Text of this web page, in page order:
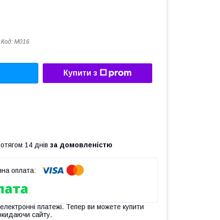
Код: М016
Купити з
14 днів за домовленістю
платежі. Тепер ви можете купити
сайту.